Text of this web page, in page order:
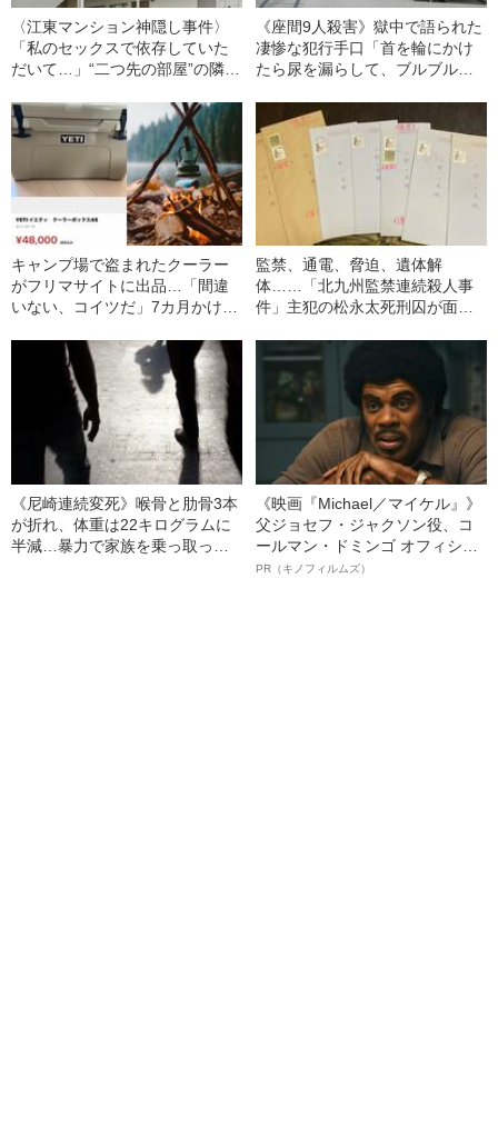
〈江東マンション神隠し事件〉
「私のセックスで依存していた
だいて…」“二つ先の部屋”の隣人
体”した理由
《座間9人殺害》獄中で語られた
凄惨な犯行手口「首を輪にかけ
たら尿を漏らして、ブルブル、
キャンプ場で盗まれたクーラー
がフリマサイトに出品…「間違
いない、コイツだ」7カ月かけて
ーの“執念”
監禁、通電、脅迫、遺体解
体……「北九州監禁連続殺人事
件」主犯の松永太死刑囚が面会
《尼崎連続変死》喉骨と肋骨3本
が折れ、体重は22キログラムに
半減…暴力で家族を乗っ取っ
《映画『Michael／マイケル』》
父ジョセフ・ジャクソン役、コ
ールマン・ドミンゴ オフィシャ
ルインタビュー“観客を魅了した
PR（キノフィルムズ）